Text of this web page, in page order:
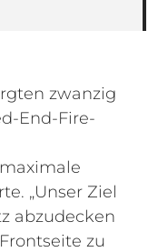
zwanzig
End-Fire-
„Unser Ziel
abzudecken
zu